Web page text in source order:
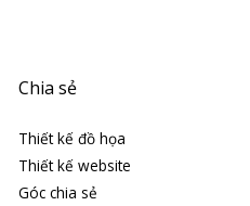
Chia sẻ
Thiết kế đồ họa
Thiết kế website
Góc chia sẻ